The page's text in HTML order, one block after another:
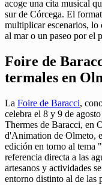
acoge una cita musical
sur de Córcega. El
multiplicar escenarios,
al mar o un paseo por el
Foire de
termales en
La Foire de Baracci,
celebra el 8 y 9 de
Thermes de Baracci, en
d'Animation de Olmeto,
edición en torno al tema
referencia directa a las
artesanos y actividades
entorno distinto al de las